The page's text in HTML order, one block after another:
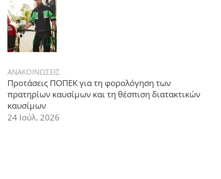
ΑΝΑΚΟΙΝΩΣΕΙΣ
Προτάσεις ΠΟΠΕΚ για τη φορολόγηση των
πρατηρίων καυσίμων και τη θέσπιση διατακτικών
καυσίμων
24 Ιούλ. 2026